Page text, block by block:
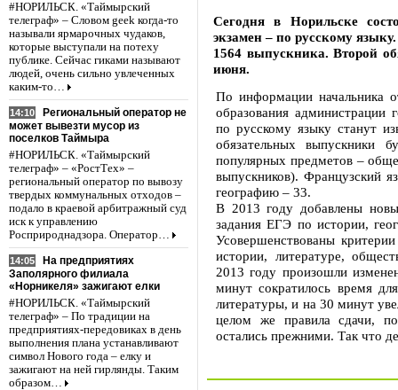
#НОРИЛЬСК. «Таймырский
телеграф» – Словом geek когда-то
называли ярмарочных чудаков,
которые выступали на потеху
публике. Сейчас гиками называют
людей, очень сильно увлеченных
каким-то…
14:10
Региональный оператор не
может вывезти мусор из
поселков Таймыра
#НОРИЛЬСК. «Таймырский
телеграф» – «РостТех» –
региональный оператор по вывозу
твердых коммунальных отходов –
подало в краевой арбитражный суд
иск к управлению
Росприроднадзора. Оператор…
14:05
На предприятиях
Заполярного филиала
«Норникеля» зажигают елки
#НОРИЛЬСК. «Таймырский
телеграф» – По традиции на
предприятиях-передовиках в день
выполнения плана устанавливают
символ Нового года – елку и
зажигают на ней гирлянды. Таким
образом…
Сегодня в Норильске
экзамен – по русскому
1564 выпускника. Второй
июня.
По информации начальника
образования
по русскому языку станут
обязательных выпускники
популярных предметов –
выпускников). Французский
географию – 33.
В 2013 году добавлены
задания ЕГЭ по истории,
Усовершенствованы
истории, литературе,
2013 году произошли
минут сократилось время
литературы, и на 30 минут
целом же правила сдачи,
остались прежними. Так что